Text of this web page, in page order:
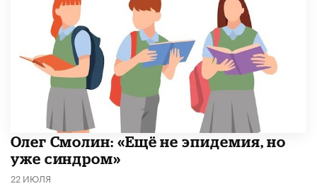
​Олег Смолин: «Ещё не эпидемия, но
уже синдром»
22 ИЮЛЯ